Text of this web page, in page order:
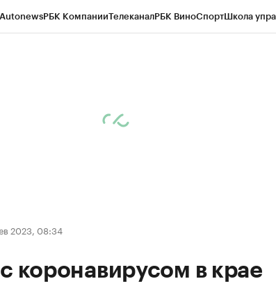
AutonewsРБК КомпанииТелеканалРБК ВиноСпортШкола
2023, 08:34
коронавирусом в крае